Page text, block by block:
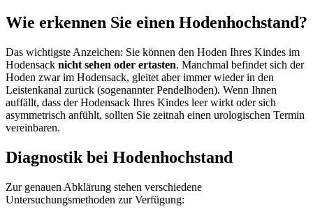
Wie erkennen Sie einen Hodenhochstand?
Das wichtigste Anzeichen: Sie können den Hoden Ihres Kindes im
Hodensack nicht sehen oder ertasten. Manchmal befindet sich der
Hoden zwar im Hodensack, gleitet aber immer wieder in den
Leistenkanal zurück (sogenannter Pendelhoden). Wenn Ihnen
auffällt, dass der Hodensack Ihres Kindes leer wirkt oder sich
asymmetrisch anfühlt, sollten Sie zeitnah einen urologischen Termin
vereinbaren.
Diagnostik bei Hodenhochstand
Zur genauen Abklärung stehen verschiedene
Untersuchungsmethoden zur Verfügung: